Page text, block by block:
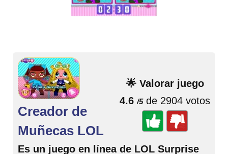
🌟 Valorar juego
4.6 /5de 2904 votos
Creador de
Muñecas LOL
Es un juego en línea de LOL Surprise